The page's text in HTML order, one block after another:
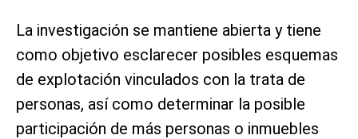
La investigación se mantiene abierta y tiene
como objetivo esclarecer posibles esquemas
de explotación vinculados con la trata de
personas, así como determinar la posible
participación de más personas o inmuebles